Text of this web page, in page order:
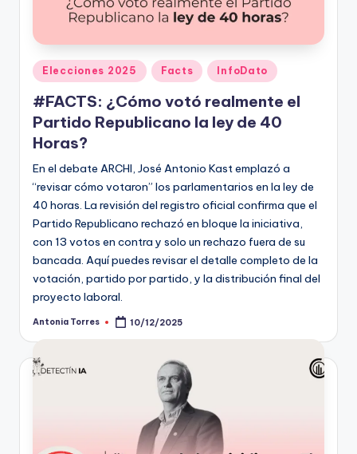
t
o
s
y
F
a
c
t
-
C
h
e
c
ki
Publicado
en
Elecciones 2025 Facts InfoDato
#FACTS: ¿Cómo votó realmente el
Partido Republicano la ley de 40
Horas?
En el debate ARCHI, José Antonio Kast emplazó a
“revisar cómo votaron” los parlamentarios en la ley de
40 horas. La revisión del registro oficial confirma que el
Partido Republicano rechazó en bloque la iniciativa,
con 13 votos en contra y solo un rechazo fuera de su
bancada. Aquí puedes revisar el detalle completo de la
votación, partido por partido, y la distribución final del
proyecto laboral.
Publicado
Antonia Torres 10/12/2025